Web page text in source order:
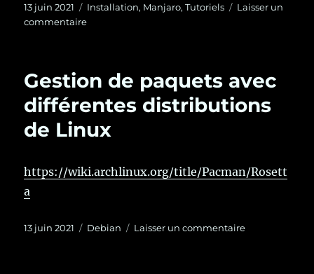
Publié
le
13 juin 2021 Catégories
Installation, Manjaro,Tutoriels
Laisser un
commentairesur
Gestion de paquets avec
différentes distributions
de Linux
https://wiki.archlinux.org/title/Pacman/Rosett
a
Publié
13 juin 2021 Catégories
Debian Laisser un commentairesur